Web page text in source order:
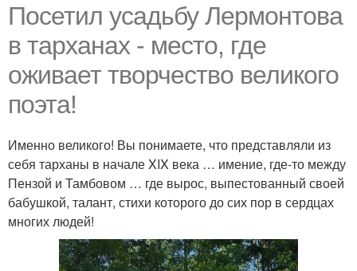
Посетил усадьбу Лермонтова
в тарханах - место, где
оживает творчество великого
поэта!
Именно великого! Вы понимаете, что представляли из
себя тарханы в начале XIX века … имение, где-то между
Пензой и Тамбовом … где вырос, выпестованный своей
бабушкой, талант, стихи которого до сих пор в сердцах
многих людей!